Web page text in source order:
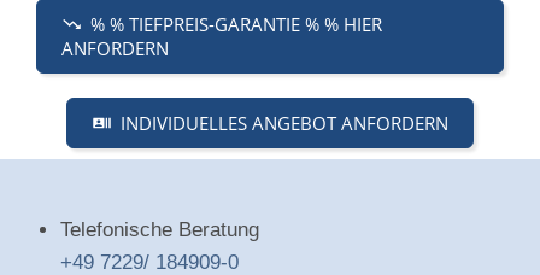
% % TIEFPREIS-GARANTIE % % HIER
ANFORDERN
INDIVIDUELLES ANGEBOT ANFORDERN
Telefonische Beratung
+49 7229/ 184909-0